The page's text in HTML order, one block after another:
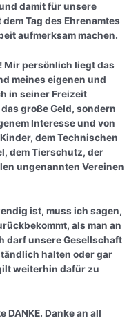
damit für unsere
Tag des Ehrenamtes
aufmerksam machen.
Mir persönlich liegt das
meines eigenen und
in seiner Freizeit
große Geld, sondern
Interesse und von
dem Technischen
dem Tierschutz, der
ungenannten Vereinen
ist, muss ich sagen,
als man an
darf unsere Gesellschaft
halten oder gar
weiterhin dafür zu
Danke an all